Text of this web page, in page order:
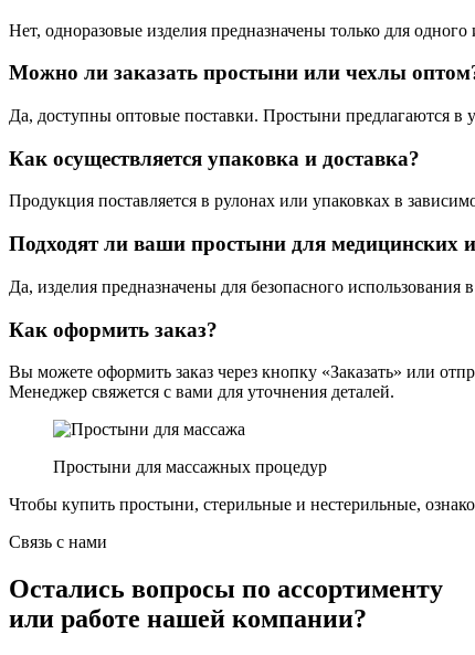
Нет, одноразовые изделия предназначены только для
Можно ли заказать простыни или чехлы
Да, доступны оптовые поставки. Простыни предлагаются в
Как осуществляется упаковка и доставка?
Продукция поставляется в рулонах или упаковках в
Подходят ли ваши простыни для медицинских
Да, изделия предназначены для безопасного
Как оформить заказ?
Вы можете оформить заказ через кнопку «Заказать» или
Менеджер свяжется с вами для уточнения деталей.
Простыни для массажных процедур
Чтобы купить простыни, стерильные и нестерильные,
Связь с нами
Остались вопросы по ассортименту
или работе нашей компании?